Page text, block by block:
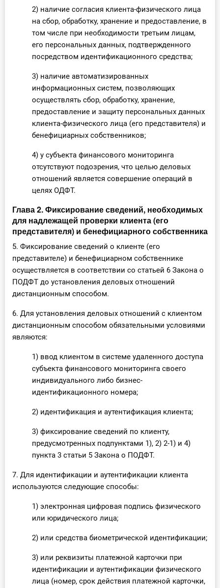
2) наличие согласия клиента-физического лица
на сбор, обработку, хранение и предоставление, в
том числе при необходимости третьим лицам,
его персональных данных, подтвержденного
посредством идентификационного средства;
3) наличие автоматизированных
информационных систем, позволяющих
осуществлять сбор, обработку, хранение,
предоставление и защиту персональных данных
клиента-физического лица (его представителя) и
бенефициарных собственников;
4) у субъекта финансового мониторинга
отсутствуют подозрения, что целью деловых
отношений является совершение операций в
целях ОДФТ.
Глава 2. Фиксирование сведений, необходимых
для надлежащей проверки клиента (его
представителя) и бенефициарного собственника
5. Фиксирование сведений о клиенте (его
представителе) и бенефициарном собственнике
осуществляется в соответствии со статьей 6 Закона о
ПОДФТ до установления деловых отношений
дистанционным способом.
6. Для установления деловых отношений с клиентом
дистанционным способом обязательными условиями
являются:
1) ввод клиентом в системе удаленного доступа
субъекта финансового мониторинга своего
индивидуального либо бизнес-
идентификационного номера;
2) идентификация и аутентификация клиента;
3) фиксирование сведений по клиенту,
предусмотренных подпунктами 1), 2) 2-1) и 4)
пункта 3 статьи 5 Закона о ПОДФТ.
7. Для идентификации и аутентификации клиента
используются следующие способы:
1) электронная цифровая подпись физического
или юридического лица;
2) или средства биометрической идентификации;
3) или реквизиты платежной карточки при
идентификации и аутентификации физического
лица (номер, срок действия платежной карточки,